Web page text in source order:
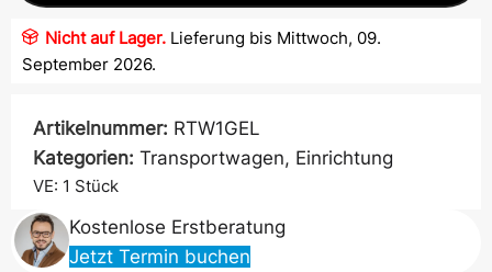
Nicht auf Lager. Lieferung bis Mittwoch, 09.
September 2026.
Artikelnummer: RTW1GEL
Kategorien: Transportwagen, Einrichtung
VE: 1 Stück
Kostenlose Erstberatung
Jetzt Termin buchen